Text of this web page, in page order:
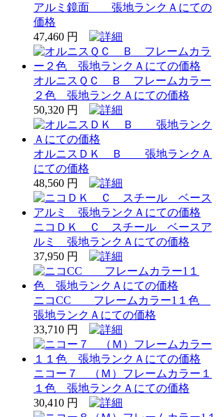
アルミ鏡面 張地ランクＡにての
価格
47,460 円
オルニスＱＣ Ｂ フレームカラー
２色 張地ランクＡにての価格
50,320 円
オルニスＤＫ Ｂ 張地ランクＡ
にての価格
48,560 円
ニコＤＫ Ｃ スチール ベースア
ルミ 張地ランクＡにての価格
37,950 円
ニコCC フレームカラー1１色
張地ランクＡにての価格
33,710 円
ニコー７ （Ｍ）フレームカラー１
１色 張地ランクＡにての価格
30,410 円